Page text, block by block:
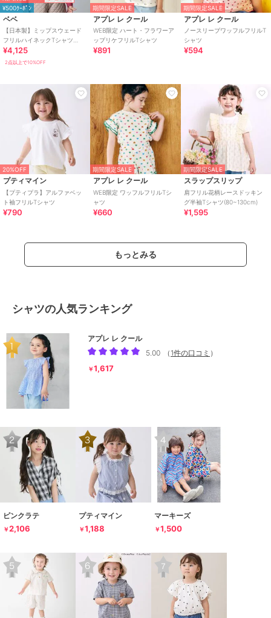
¥500ｸｰﾎﾟﾝ
ベベ
【日本製】ミップスウェード
フリルハイネックTシャツ
(80~150cm)
¥4,125
2点以上で10%OFF
期間限定SALE
アプレ レ クール
WEB限定 ハート・フラワーア
ップリケフリルTシャツ
¥891
期間限定SALE
アプレ レ クール
ノースリーブワッフルフリルT
シャツ
¥594
20%OFF
プティマイン
【プティプラ】アルファベッ
ト袖フリルTシャツ
¥790
期間限定SALE
アプレ レ クール
WEB限定 ワッフルフリルTシ
ャツ
¥660
期間限定SALE
スラップスリップ
肩フリル花柄レースドッキン
グ半袖Tシャツ(80~130cm)
¥1,595
もっとみる
シャツの人気ランキング
アプレ レ クール
5.00
（ 1件の口コミ ）
￥1,617
ピンクラテ
￥2,106
プティマイン
￥1,188
マーキーズ
￥1,500